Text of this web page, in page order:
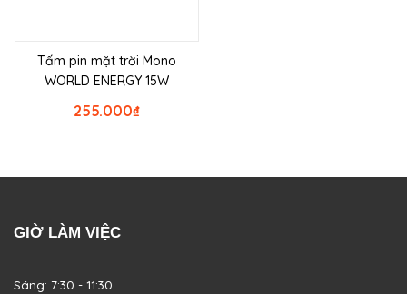
Tấm pin mặt trời Mono
WORLD ENERGY 15W
₫
255.000
GIỜ LÀM VIỆC
Sáng: 7:30 - 11:30